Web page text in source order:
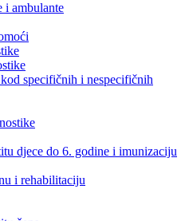
i ambulante
specifičnih i nespecifičnih
djece do 6. godine i imunizaciju
i rehabilitaciju